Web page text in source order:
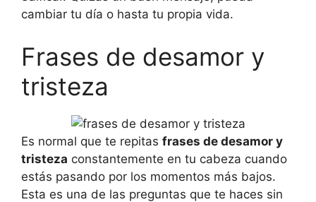
cambiar tu día o hasta tu propia vida.
Frases de desamor y
tristeza
Es normal que te repitas frases de desamor y
tristeza constantemente en tu cabeza cuando
estás pasando por los momentos más bajos.
Esta es una de las preguntas que te haces sin